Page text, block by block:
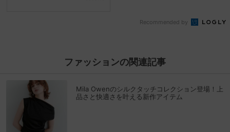
Recommended by
ファッションの関連記事
Mila Owenのシルクタッチコレクション登場！上
品さと快適さを叶える新作アイテム